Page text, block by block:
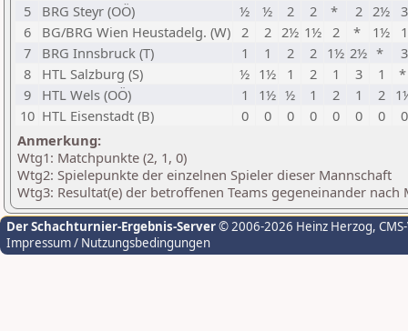
5
BRG Steyr (OÖ) ½ ½ 2 2 * 2 2½ 3
6
BG/BRG Wien Heustadelg. (W) 2 2 2½ 1½ 2 * 1½
1
7
BRG Innsbruck (T) 1 1 2 2 1½ 2½ *
3
8
HTL Salzburg (S) ½ 1½ 1 2 1 3 1
9
HTL Wels (OÖ) 1 1½ ½ 1 2 1 2
10 HTL Eisenstadt (B) 0 0 0 0 0 0 0
0
Anmerkung:
Wtg1: Matchpunkte (2, 1, 0)
Wtg2: Spielepunkte der einzelnen Spieler dieser Mannschaft
Wtg3: Resultat(e) der betroffenen Teams gegeneinander nach
Der Schachturnier-Ergebnis-Server© 2006-2026 Heinz Herzog,
Impressum / Nutzungsbedingungen